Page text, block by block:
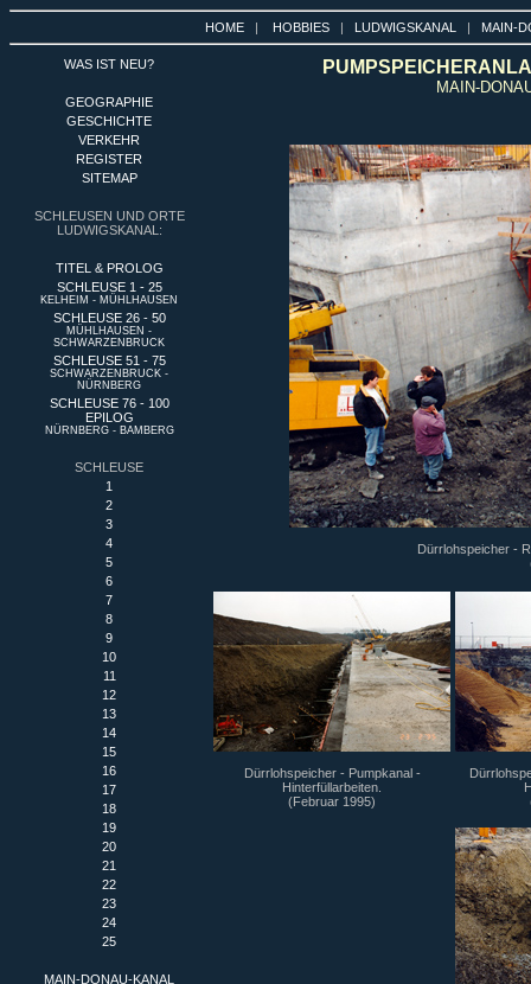
HOME | HOBBIES | LUDWIGSKANAL | MAIN-
WAS IST NEU?
GEOGRAPHIE
GESCHICHTE
VERKEHR
REGISTER
SITEMAP
SCHLEUSEN UND ORTE
LUDWIGSKANAL:
TITEL & PROLOG
SCHLEUSE 1 - 25
KELHEIM - MÜHLHAUSEN
SCHLEUSE 26 - 50
MÜHLHAUSEN -
SCHWARZENBRUCK
SCHLEUSE 51 - 75
SCHWARZENBRUCK -
NÜRNBERG
SCHLEUSE 76 - 100
EPILOG
NÜRNBERG - BAMBERG
SCHLEUSE
1
2
3
4
5
6
7
8
9
10
11
12
13
14
15
16
17
18
19
20
21
22
23
24
25
MAIN-DONAU-KANAL
MAIN-
Dürrlohspeicher -
Dürrlohspeicher - Pumpkanal -
Hinterfüllarbeiten.
(Februar 1995)